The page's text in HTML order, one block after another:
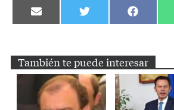
Compartir
en
Compartir
en
Compartir
en
También te puede interesar